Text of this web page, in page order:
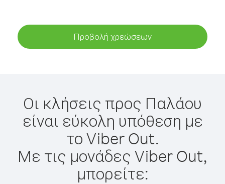
Προβολή χρεώσεων
Οι κλήσεις προς Παλάου
είναι εύκολη υπόθεση με
το Viber Out.
Με τις μονάδες Viber Out,
μπορείτε: